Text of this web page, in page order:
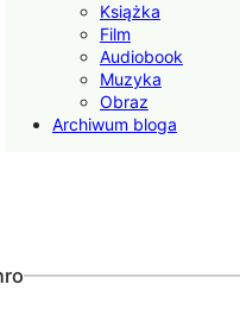
Książka
Film
Audiobook
Muzyka
Obraz
Archiwum bloga